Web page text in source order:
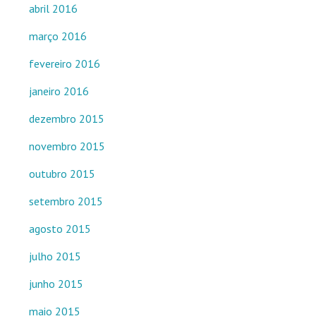
abril 2016
março 2016
fevereiro 2016
janeiro 2016
dezembro 2015
novembro 2015
outubro 2015
setembro 2015
agosto 2015
julho 2015
junho 2015
maio 2015